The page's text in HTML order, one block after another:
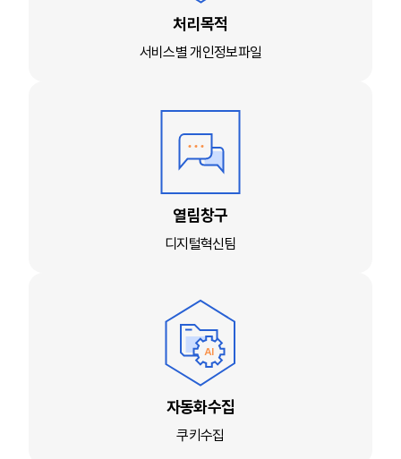
처리목적
서비스별 개인정보파일
열림창구
디지털혁신팀
자동화수집
쿠키수집